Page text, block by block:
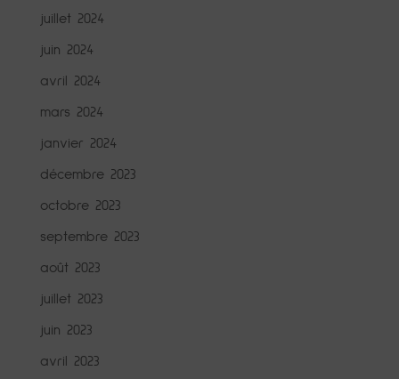
juillet 2024
juin 2024
avril 2024
mars 2024
janvier 2024
décembre 2023
octobre 2023
septembre 2023
août 2023
juillet 2023
juin 2023
avril 2023